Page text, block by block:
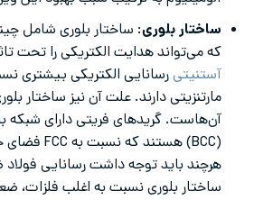
ساختار بلوری: ساختار بلوری شامل
که می‌تواند هدایت الکتریکی را تحت
آستنیتی رسانایی الکتریکی بیشتری
آن‌هاست. گریدهای فریتی دارای شبکه
(BCC) هستند که نسبت به FCC فضای خالی بیشتری دارد.
هرچند باید توجه داشت رسانایی
ساختار بلوری نسبت به اغلب فلزات،